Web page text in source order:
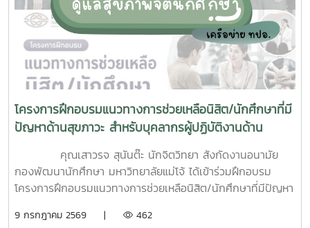
โครงการฝึกอบรมแนวทางการช่วยเหลือนิสิต/นักศึกษาที่มี
ปัญหาด้านสุขภาวะ สำหรับบุคลากรผู้ปฏิบัติงานด้าน
คุณเสาวรจ สุนันต๊ะ นักจิตวิทยา สังกัดงานอนามัย
กองพัฒนานักศึกษา มหาวิทยาลัยแม่โจ้ ได้เข้าร่วมฝึกอบรม
โครงการฝึกอบรมแนวทางการช่วยเหลือนิสิต/นักศึกษาที่มีปัญหา
ที่ 6–7 กรกฎาคม 2569 ณ ห้องบรรยาย ชั้น 1 กองพัฒนานิสิต
9 กรกฎาคม 2569 | 462